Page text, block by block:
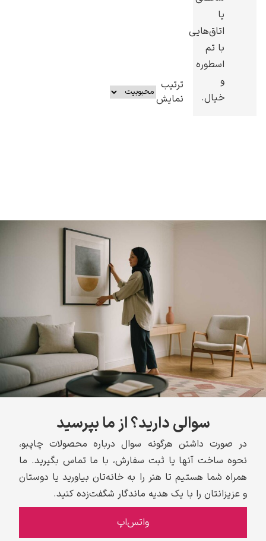
یا
اتاق‌هایی
با تم
اسطوره
و
خیال.
ترتیب
نمایش
سوالی دارید؟ از ما بپرسید
در صورت داشتن هرگونه سوال درباره محصولات چاپبو،
نحوه ساخت آنها یا ثبت سفارش، با ما تماس بگیرید. ما
همراه شما هستیم تا هنر را به خانه‌تان بیاورید یا دوستان
و عزیزانتان را با یک هدیه ماندگار شگفت‌زده کنید.
واتس‌اپ